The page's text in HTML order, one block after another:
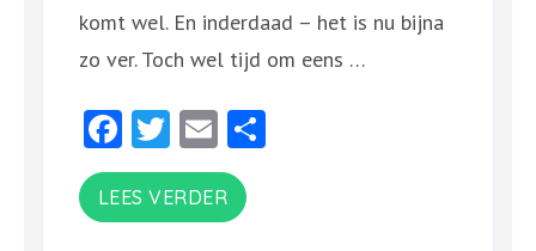
komt wel. En inderdaad – het is nu bijna
zo ver. Toch wel tijd om eens …
Facebook
Twitter
Email
LEES VERDER